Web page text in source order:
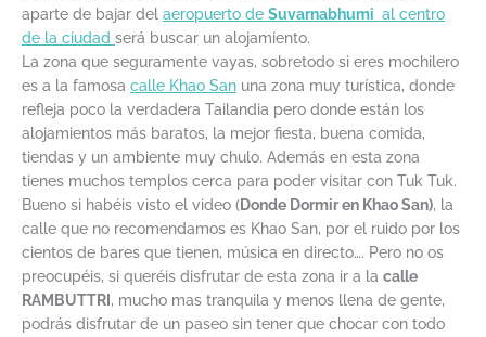
aparte de bajar del aeropuerto de Suvarnabhumi al centro
de la ciudad será buscar un alojamiento.
La zona que seguramente vayas, sobretodo si eres mochilero
es a la famosa calle Khao San una zona muy turística, donde
refleja poco la verdadera Tailandia pero donde están los
alojamientos más baratos, la mejor fiesta, buena comida,
tiendas y un ambiente muy chulo. Además en esta zona
tienes muchos templos cerca para poder visitar con Tuk Tuk.
Bueno si habéis visto el video (Donde Dormir en Khao San), la
calle que no recomendamos es Khao San, por el ruido por los
cientos de bares que tienen, música en directo…. Pero no os
preocupéis, si queréis disfrutar de esta zona ir a la calle
RAMBUTTRI , mucho mas tranquila y menos llena de gente,
podrás disfrutar de un paseo sin tener que chocar con todo